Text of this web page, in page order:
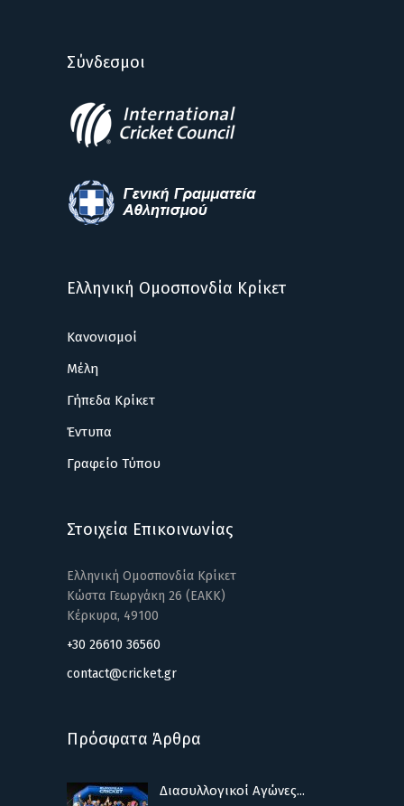
Σύνδεσμοι
Ελληνική Ομοσπονδία Κρίκετ
Κανονισμοί
Μέλη
Γήπεδα Κρίκετ
Έντυπα
Γραφείο Τύπου
Στοιχεία Επικοινωνίας
Ελληνική Ομοσπονδία Κρίκετ
Κώστα Γεωργάκη 26 (ΕΑΚΚ)
Κέρκυρα, 49100
+30 26610 36560
contact@cricket.gr
Πρόσφατα Άρθρα
Διασυλλογικοί Αγώνες...